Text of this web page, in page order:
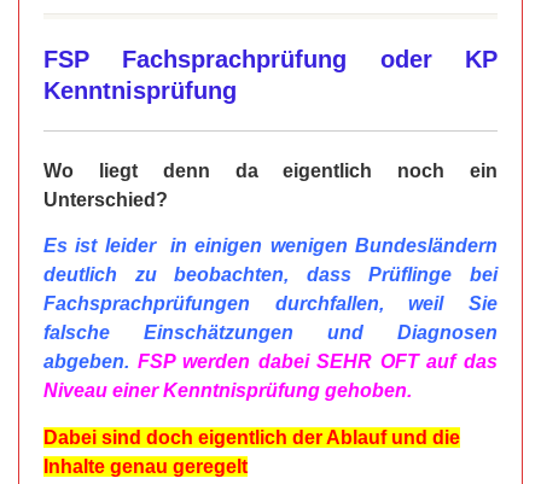
FSP Fachsprachprüfung oder KP
Kenntnisprüfung
Wo liegt denn da eigentlich noch ein
Unterschied?
Es ist leider in einigen wenigen Bundesländern
deutlich zu beobachten, dass Prüflinge bei
Fachsprachprüfungen durchfallen, weil Sie
falsche Einschätzungen und Diagnosen
abgeben. FSP werden dabei SEHR OFT auf das
Niveau einer Kenntnisprüfung gehoben.
Dabei sind doch eigentlich der Ablauf und die
Inhalte genau geregelt